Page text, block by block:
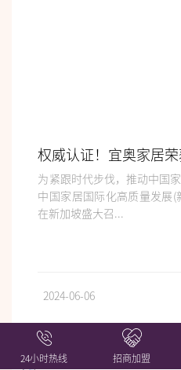
为紧跟时代步伐，推动中国
中国家居国际化高质量发展(
在新加坡盛大召...
2024-06-06
24小时热线 招商加盟